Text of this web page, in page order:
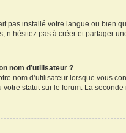
pas installé votre langue ou bien
n’hésitez pas à créer et partager
nom d’utilisateur ?
nom d’utilisateur lorsque vous
statut sur le forum. La